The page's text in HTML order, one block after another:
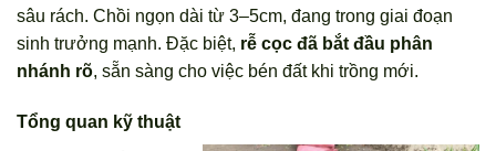
sâu rách. Chồi ngọn dài từ 3–5cm, đang trong giai đoạn
sinh trưởng mạnh. Đặc biệt, rễ cọc đã bắt đầu phân
nhánh rõ, sẵn sàng cho việc bén đất khi trồng mới.
Tổng quan kỹ thuật